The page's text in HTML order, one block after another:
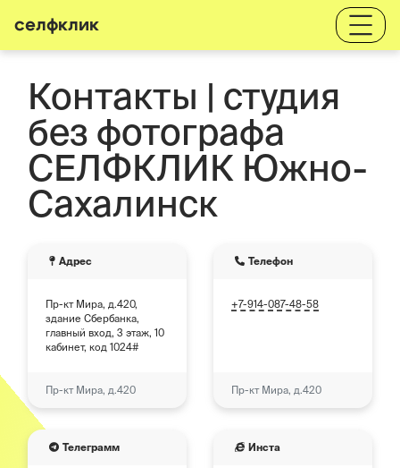
селфклик
Контакты | студия
без фотографа
СЕЛФКЛИК Южно-
Сахалинск
Адрес
Пр-кт Мира, д.420,
здание Cбербанка,
главный вход, 3 этаж, 10
кабинет, код 1024#
Пр-кт Мира, д.420
Телефон
+7-914-087-48-58
Пр-кт Мира, д.420
Телеграмм Инста